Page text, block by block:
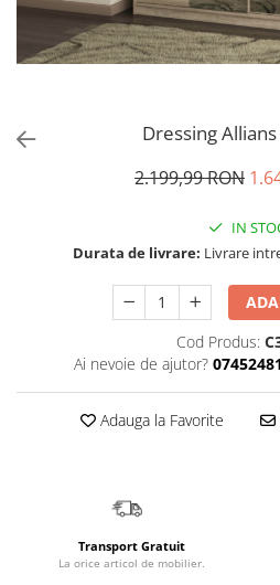
Dressing
2.199,99 RON
IN
Durata de livrare: Livrare
Cod Produs:
Ai nevoie de ajutor?
Adauga la Favorite
Transport Gratuit
La orice articol de mobilier.